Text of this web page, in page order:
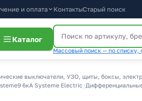
и оплата КонтактыСтарый поиск
Каталог
Массовый поиск — по списку,
выключатели, УЗО, щиты, боксы,
6кА Systeme Electric /